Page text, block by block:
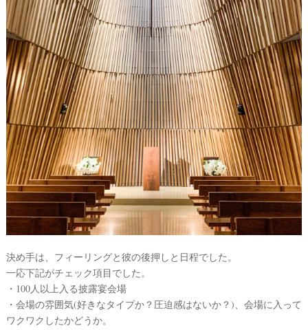
決め手は、フィーリングと彼の後押しと日程でした。
一応下記がチェック項目でした。
・100人以上入る披露宴会場
・会場の雰囲気(好きなタイプか？圧迫感はないか？)、会場に入って
ワクワクしたかどうか。
ウ
ェ
デ
ィ
ン
グ
フ
ォ
ト